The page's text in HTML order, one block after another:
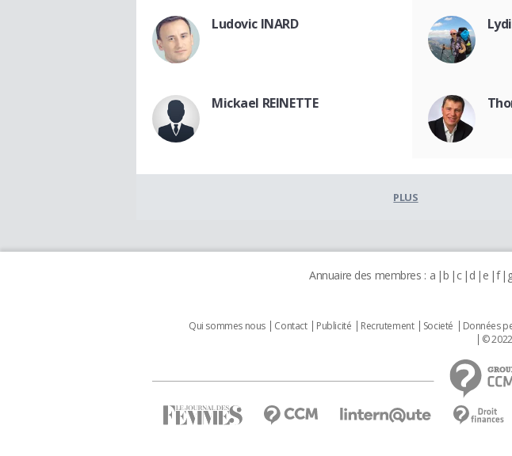
Ludovic INARD
Mickael REINETTE
PLUS
Annuaire des membres : a b c d e f
Qui sommes nous Contact Publicité Recrutement Societé Données
©